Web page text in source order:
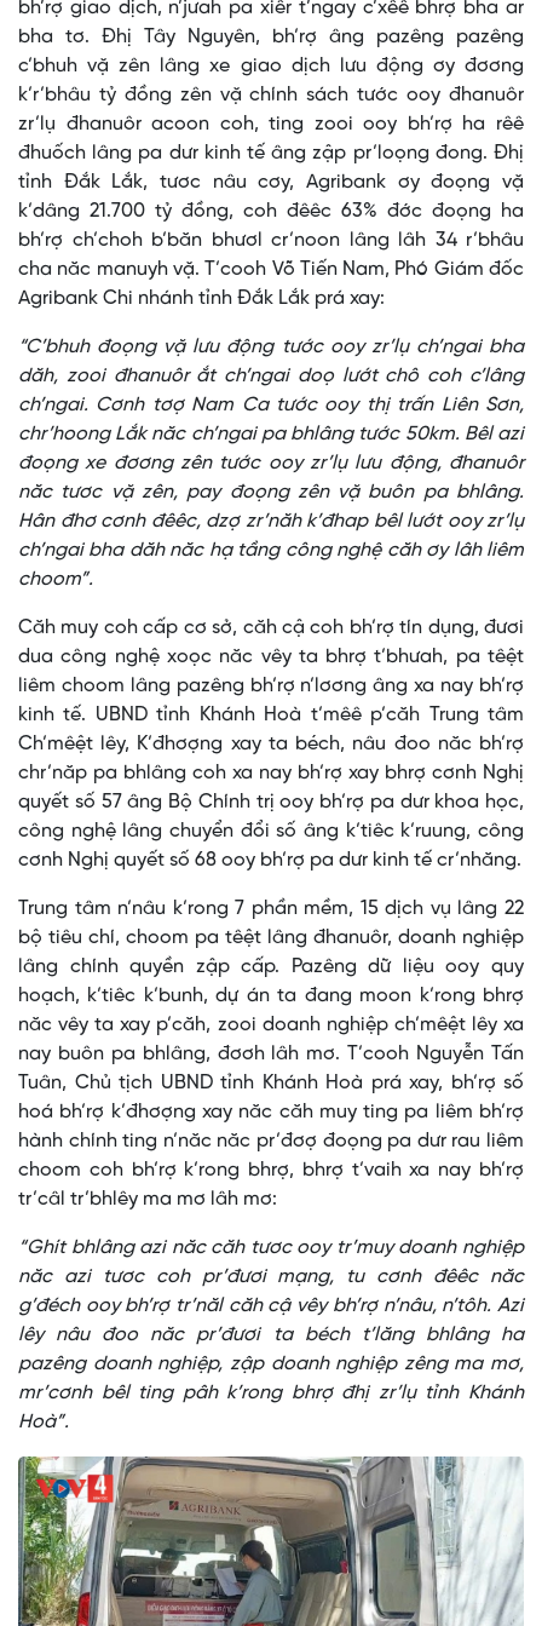
bh’rợ giao dịch, n’jưah pa xiêr t’ngay c’xêê bhrợ bha ar
bha tơ. Đhị Tây Nguyên, bh’rợ âng pazêng pazêng
c’bhuh vặ zên lâng xe giao dịch lưu động ơy đơơng
k’r’bhâu tỷ đồng zên vặ chính sách tước ooy đhanuôr
zr’lụ đhanuôr acoon coh, ting zooi ooy bh’rợ ha rêê
đhuốch lâng pa dưr kinh tế âng zập pr’loọng đong. Đhị
tỉnh Đắk Lắk, tươc nâu cơy, Agribank ơy đoọng vặ
k’dâng 21.700 tỷ đồng, coh đêêc 63% đớc đoọng ha
bh’rợ ch’choh b’băn bhươl cr’noon lâng lâh 34 r’bhâu
cha năc manuyh vặ. T’cooh Võ Tiến Nam, Phó Giám đốc
Agribank Chi nhánh tỉnh Đắk Lắk prá xay:
“C’bhuh đoọng vặ lưu động tước ooy zr’lụ ch’ngai bha
dăh, zooi đhanuôr ắt ch’ngai doọ lướt chô coh c’lâng
ch’ngai. Cơnh tơợ Nam Ca tước ooy thị trấn Liên Sơn,
chr’hoong Lắk năc ch’ngai pa bhlâng tước 50km. Bêl azi
đoọng xe đơơng zên tước ooy zr’lụ lưu động, đhanuôr
năc tươc vặ zên, pay đoọng zên vặ buôn pa bhlâng.
Hân đhơ cơnh đêêc, dzợ zr’năh k’đhap bêl lướt ooy zr’lụ
ch’ngai bha dăh năc hạ tầng công nghệ căh ơy lâh liêm
choom”.
Căh muy coh cấp cơ sở, căh cậ coh bh’rợ tín dụng, đươi
dua công nghệ xoọc năc vêy ta bhrợ t’bhưah, pa têệt
liêm choom lâng pazêng bh’rợ n’lơơng âng xa nay bh’rợ
kinh tế. UBND tỉnh Khánh Hoà t’mêê p’căh Trung tâm
Ch’mêệt lêy, K’đhơợng xay ta béch, nâu đoo năc bh’rợ
chr’năp pa bhlâng coh xa nay bh’rợ xay bhrợ cơnh Nghị
quyết số 57 âng Bộ Chính trị ooy bh’rợ pa dưr khoa học,
công nghệ lâng chuyển đổi số âng k’tiêc k’ruung, công
cơnh Nghị quyết số 68 ooy bh’rợ pa dưr kinh tế cr’nhăng.
Trung tâm n’nâu k’rong 7 phần mềm, 15 dịch vụ lâng 22
bộ tiêu chí, choom pa têệt lâng đhanuôr, doanh nghiệp
lâng chính quyền zập cấp. Pazêng dữ liệu ooy quy
hoạch, k’tiêc k’bunh, dự án ta đang moon k’rong bhrợ
năc vêy ta xay p’căh, zooi doanh nghiệp ch’mêệt lêy xa
nay buôn pa bhlâng, đơơh lâh mơ. T’cooh Nguyễn Tấn
Tuân, Chủ tịch UBND tỉnh Khánh Hoà prá xay, bh’rợ số
hoá bh’rợ k’đhơợng xay năc căh muy ting pa liêm bh’rợ
hành chính ting n’năc năc pr’đơợ đoọng pa dưr rau liêm
choom coh bh’rợ k’rong bhrợ, bhrợ t’vaih xa nay bh’rợ
tr’câl tr’bhlêy ma mơ lâh mơ:
“Ghít bhlâng azi năc căh tươc ooy tr’muy doanh nghiệp
năc azi tươc coh pr’đươi mạng, tu cơnh đêêc năc
g’đéch ooy bh’rợ tr’năl căh cậ vêy bh’rợ n’nâu, n’tôh. Azi
lêy nâu đoo năc pr’đươi ta béch t’lăng bhlâng ha
pazêng doanh nghiệp, zập doanh nghiệp zêng ma mơ,
mr’cơnh bêl ting pâh k’rong bhrợ đhị zr’lụ tỉnh Khánh
Hoà”.